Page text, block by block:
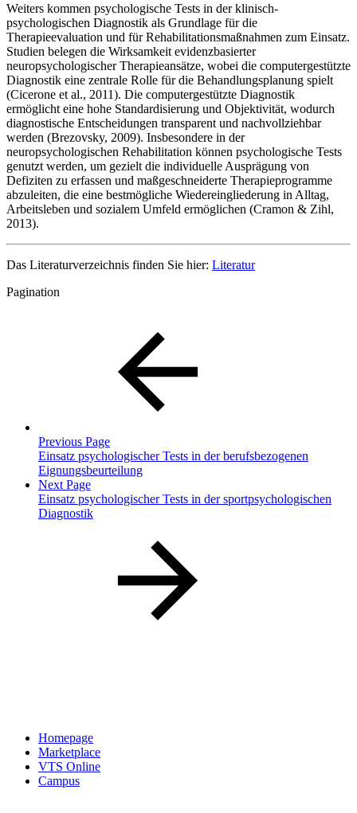
Weiters kommen psychologische Tests in der klinisch-
psychologischen Diagnostik als Grundlage für die
Therapieevaluation und für Rehabilitationsmaßnahmen zum Einsatz.
Studien belegen die Wirksamkeit evidenzbasierter
neuropsychologischer Therapieansätze, wobei die computergestützte
Diagnostik eine zentrale Rolle für die Behandlungsplanung spielt
(Cicerone et al., 2011). Die computergestützte Diagnostik
ermöglicht eine hohe Standardisierung und Objektivität, wodurch
diagnostische Entscheidungen transparent und nachvollziehbar
werden (Brezovsky, 2009). Insbesondere in der
neuropsychologischen Rehabilitation können psychologische Tests
genutzt werden, um gezielt die individuelle Ausprägung von
Defiziten zu erfassen und maßgeschneiderte Therapieprogramme
abzuleiten, die eine bestmögliche Wiedereingliederung in Alltag,
Arbeitsleben und sozialem Umfeld ermöglichen (Cramon & Zihl,
2013).
Das Literaturverzeichnis finden Sie hier: Literatur
Pagination
Previous Page
Einsatz psychologischer Tests in der berufsbezogenen
Eignungsbeurteilung
Next Page
Einsatz psychologischer Tests in der sportpsychologischen
Diagnostik
Homepage
Marketplace
VTS Online
Campus